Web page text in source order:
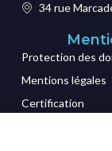
34 rue
Protection des
Mentions légales
Certification